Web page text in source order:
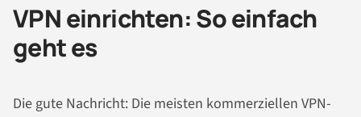
VPN einrichten: So einfach
geht es
Die gute Nachricht: Die meisten kommerziellen VPN-